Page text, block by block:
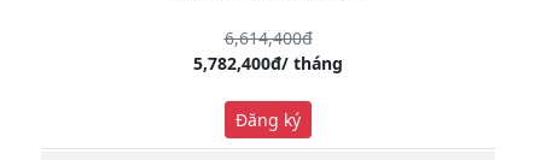
6,614,400đ
5,782,400đ/ tháng
Đăng ký